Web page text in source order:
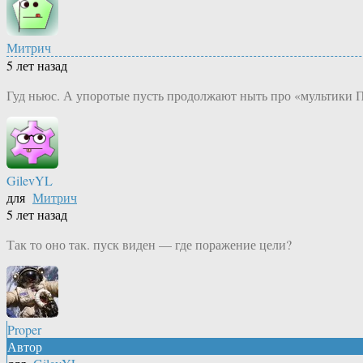
Митрич
5 лет назад
Гуд ньюс. А упоротые пусть продолжают ныть про «мультики
GilevYL
для Митрич
5 лет назад
Так то оно так. пуск виден — где поражение цели?
Proper
Автор